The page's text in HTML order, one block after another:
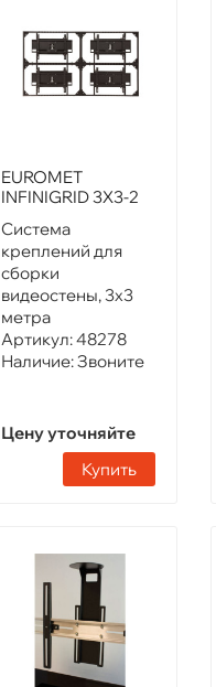
EUROMET
INFINIGRID 3X3-2
Система
креплений для
сборки
видеостены, 3х3
метра
Артикул:48278
Наличие:Звоните
Цену уточняйте
Купить